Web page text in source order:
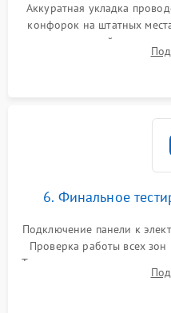
Аккуратная укладка
конфорок на штатных
проверкой
термостойкого
6. Финальное
Подключение панели к
Проверка работы всех
Тестирование сенсорного
остаточного тепла и